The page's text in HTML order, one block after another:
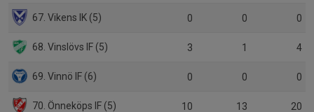
67. Vikens IK (5) 0 0 0
68. Vinslövs IF (5) 3 1 4
69. Vinnö IF (6) 0 0 0
70. Önneköps IF (5) 10 13 20